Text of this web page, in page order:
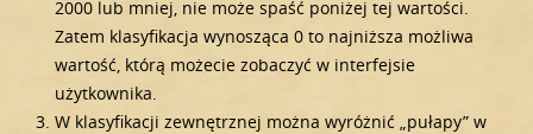
2000 lub mniej, nie może spaść poniżej tej wartości.
Zatem klasyfikacja wynosząca 0 to najniższa możliwa
wartość, którą możecie zobaczyć w interfejsie
użytkownika.
W klasyfikacji zewnętrznej można wyróżnić „pułapy” w